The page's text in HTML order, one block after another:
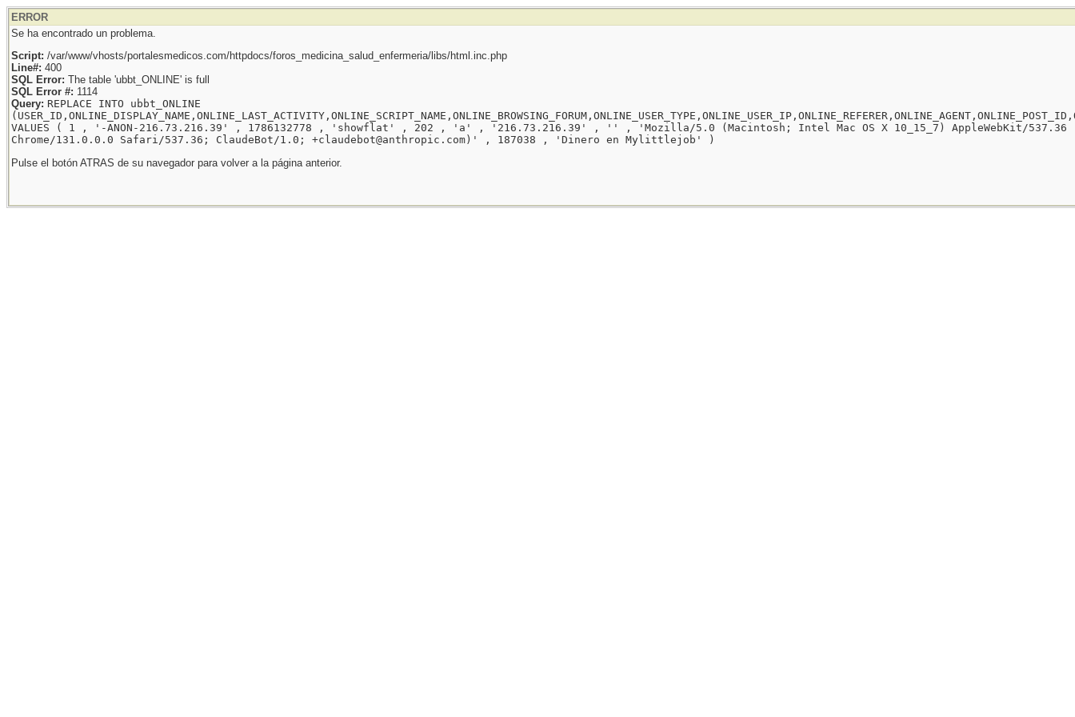
ERROR
Se ha encontrado un problema.
Script: /var/www/vhosts/portalesmedicos.com/httpdocs/foros_medicina_salud_enfermeria/libs/html.inc.php
Line#: 400
SQL Error: The table 'ubbt_ONLINE' is full
SQL Error #: 1114
Query: REPLACE INTO ubbt_ONLINE
VALUES ( 1 , '-ANON-216.73.216.39' , 1786132778 , 'showflat' , 202 , 'a' , '216.73.216.39' , '' , 'Mozilla/5.0 (Macintosh; Intel Mac OS X 10_15_7) AppleWebKit/537.36
Chrome/131.0.0.0 Safari/537.36; ClaudeBot/1.0; +claudebot@anthropic.com)' , 187038 , 'Dinero en Mylittlejob' )
Pulse el botón ATRAS de su navegador para volver a la página anterior.